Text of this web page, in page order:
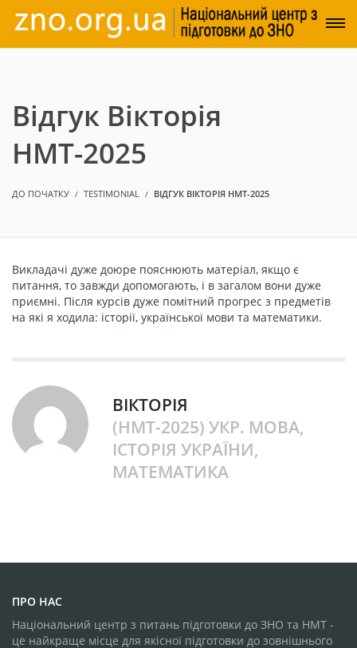
Відгук Вікторія
НМТ-2025
ДО ПОЧАТКУ TESTIMONIAL ВІДГУК ВІКТОРІЯ НМТ-2025
Викладачі дуже доюре пояснюють матеріал, якщо є
питання, то завжди допомогають, і в загалом вони дуже
приємні. Після курсів дуже помітний прогрес з предметів
на які я ходила: історії, української мови та математики.
ВІКТОРІЯ
(НМТ-2025) УКР. МОВА,
ІСТОРІЯ УКРАЇНИ,
МАТЕМАТИКА
ПРО НАС
Національний центр з питань підготовки до ЗНО та НМТ -
це найкраще місце для якісної підготовки до зовнішнього